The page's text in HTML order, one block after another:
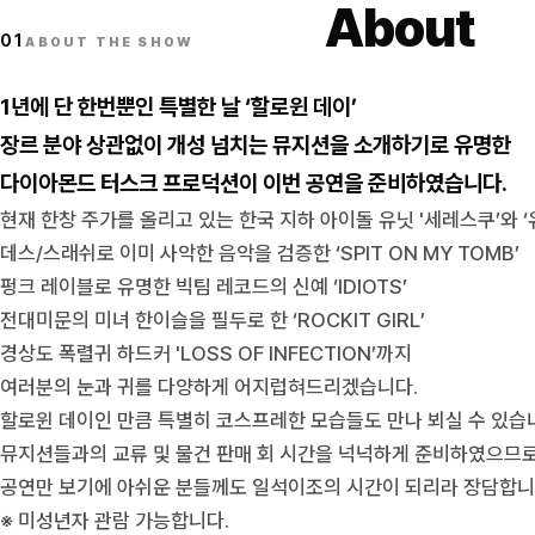
01ABOUT THE SHOW About
1년에 단 한번뿐인 특별한 날 ‘할로윈 데이’
장르 분야 상관없이 개성 넘치는 뮤지션을 소개하기로 유명한
다이아몬드 터스크 프로덕션이 이번 공연을 준비하였습니다.
현재 한창 주가를 올리고 있는 한국 지하 아이돌 유닛 '세레스쿠’와 ‘
데스/스래쉬로 이미 사악한 음악을 검증한 ‘SPIT ON MY TOMB’
펑크 레이블로 유명한 빅팀 레코드의 신예 ‘IDIOTS’
전대미문의 미녀 한이슬을 필두로 한 ‘ROCKIT GIRL’
경상도 폭렬귀 하드커 'LOSS OF INFECTION’까지
여러분의 눈과 귀를 다양하게 어지럽혀드리겠습니다.
할로윈 데이인 만큼 특별히 코스프레한 모습들도 만나 뵈실 수 있습
뮤지션들과의 교류 및 물건 판매 회 시간을 넉넉하게 준비하였으므
공연만 보기에 아쉬운 분들께도 일석이조의 시간이 되리라 장담합
※ 미성년자 관람 가능합니다.